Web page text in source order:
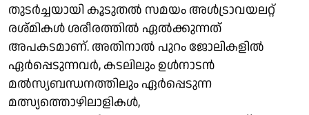
തുടർച്ചയായി കൂടുതൽ സമയം അൾട്രാവയലറ്റ്
രശ്മികൾ ശരീരത്തിൽ ഏൽക്കുന്നത്
അപകടമാണ്. അതിനാൽ പുറം ജോലികളിൽ
ഏർപ്പെടുന്നവർ, കടലിലും ഉൾനാടൻ
മൽസ്യബന്ധനത്തിലും ഏർപ്പെടുന്ന
മത്സ്യത്തൊഴിലാളികൾ,